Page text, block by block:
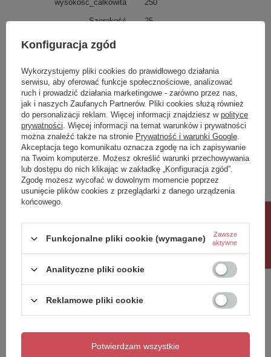
wysokosc_calkowita 250
Szerokość 25
glebokosc
wysokosc calkowita
Potrzebujesz pomocy? Masz pytania?
Zadaj pytanie a my odpowiemy niezwłocznie,
najciekawsze pytania i odpowiedzi publikując
dla innych.
Zadaj pytanie
Napisz swoją opinię
5/5
Treść twojej opinii
Dodaj własne zdjęcie produktu:
Konfiguracja zgód
Wykorzystujemy pliki cookies do prawidłowego działania
serwisu, aby oferować funkcje społecznościowe, analizować
ruch i prowadzić działania marketingowe - zarówno przez nas,
jak i naszych Zaufanych Partnerów. Pliki cookies służą również
do personalizacji reklam. Więcej informacji znajdziesz w polityce
prywatności . Więcej informacji na temat warunków i prywatności
można znaleźć także na stronie Prywatność i warunki Google
Akceptacja tego komunikatu oznacza zgodę na ich zapisywanie
na Twoim komputerze. Możesz określić warunki przechowywania
lub dostępu do nich klikając w zakładkę „Konfiguracja zgód”.
Zgodę możesz wycofać w dowolnym momencie poprzez
usunięcie plików cookies z przeglądarki z danego urządzenia
końcowego.
Funkcjonalne pliki cookie (wymagane)
Zawsze
aktywne
Analityczne pliki cookie
Reklamowe pliki cookie
Potwierdzam wszystkie